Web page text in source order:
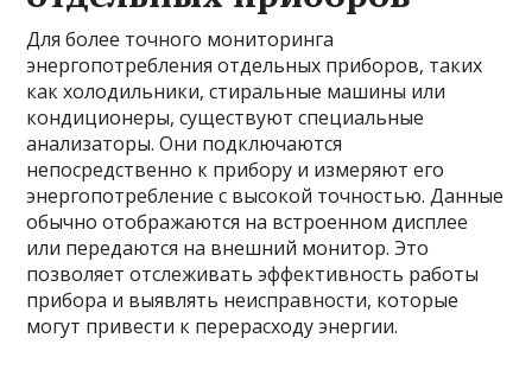
Для более точного мониторинга
энергопотребления отдельных приборов, таких
как холодильники, стиральные машины или
кондиционеры, существуют специальные
анализаторы. Они подключаются
непосредственно к прибору и измеряют его
энергопотребление с высокой точностью. Данные
обычно отображаются на встроенном дисплее
или передаются на внешний монитор. Это
позволяет отслеживать эффективность работы
прибора и выявлять неисправности, которые
могут привести к перерасходу энергии.